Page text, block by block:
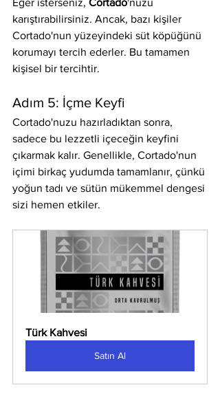
karıştırabilirsiniz. Ancak, bazı kişiler
Cortado'nun yüzeyindeki süt köpüğünü
korumayı tercih ederler. Bu tamamen
kişisel bir tercihtir.
Adım 5: İçme Keyfi
Cortado'nuzu hazırladıktan sonra,
sadece bu lezzetli içeceğin keyfini
çıkarmak kalır. Genellikle, Cortado'nun
içimi birkaç yudumda tamamlanır, çünkü
yoğun tadı ve sütün mükemmel dengesi
sizi hemen etkiler.
Türk Kahvesi
Satın Al